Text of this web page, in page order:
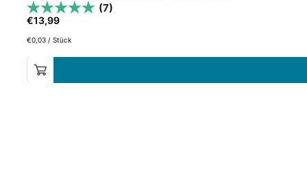
(7)
€13,99
€0,03 /Stück